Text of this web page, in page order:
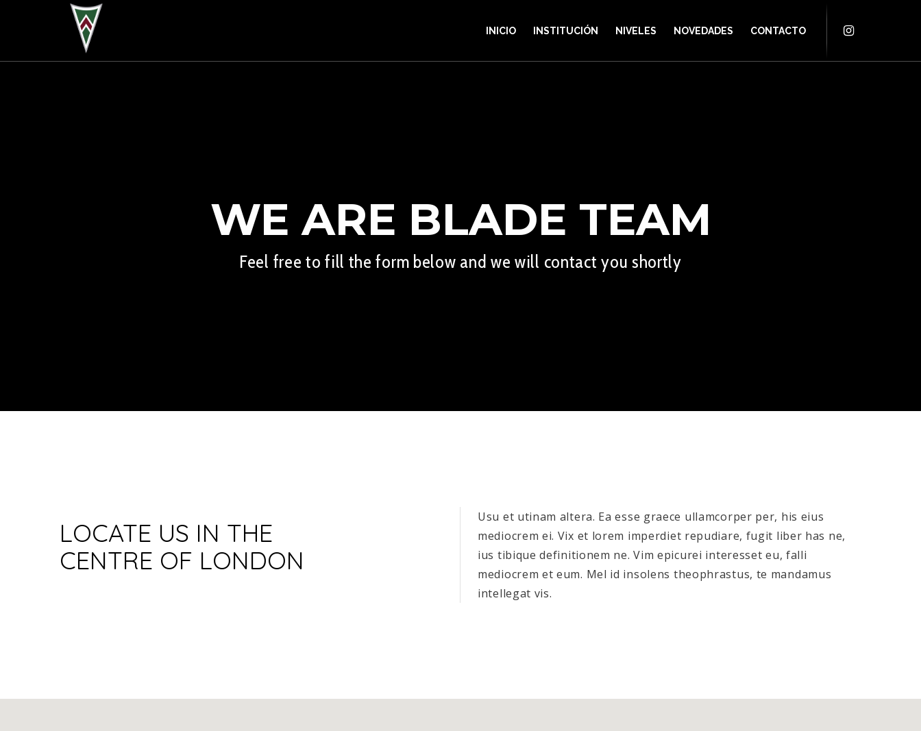
INICIO INSTITUCIÓN NIVELES NOVEDADES CONTACTO
WE ARE BLADE TEAM
Feel free to fill the form below and we will contact you shortly
LOCATE US IN THE
CENTRE OF LONDON
Usu et utinam altera. Ea esse graece ullamcorper per, his eius
mediocrem ei. Vix et lorem imperdiet repudiare, fugit liber has ne,
ius tibique definitionem ne. Vim epicurei interesset eu, falli
mediocrem et eum. Mel id insolens theophrastus, te mandamus
intellegat vis.